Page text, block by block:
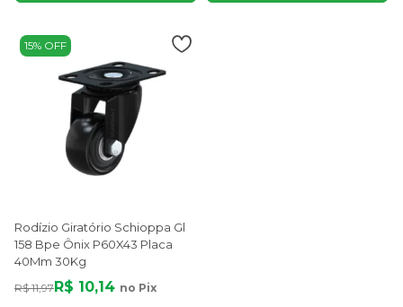
15% OFF
Rodízio Giratório Schioppa Gl
158 Bpe Ônix P60X43 Placa
40Mm 30Kg
R$ 11,97R$ 10,14 no Pix